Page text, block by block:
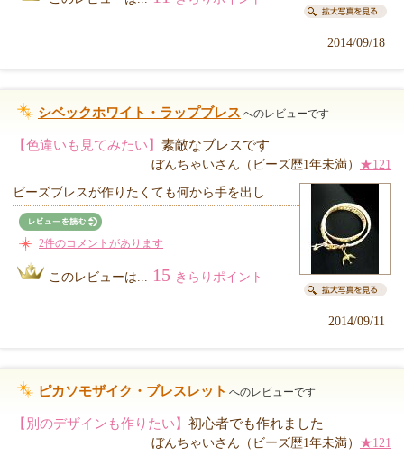
2014/09/18
シベックホワイト・ラップブレス へのレビューです
【色違いも見てみたい】 素敵なブレスです
ぼんちゃいさん（ビーズ歴1年未満） ★121
ビーズブレスが作りたくても何から手を出し…
2件のコメントがあります
このレビューは... 15 きらりポイント
2014/09/11
ピカソモザイク・ブレスレット へのレビューです
【別のデザインも作りたい】 初心者でも作れました
ぼんちゃいさん（ビーズ歴1年未満） ★121